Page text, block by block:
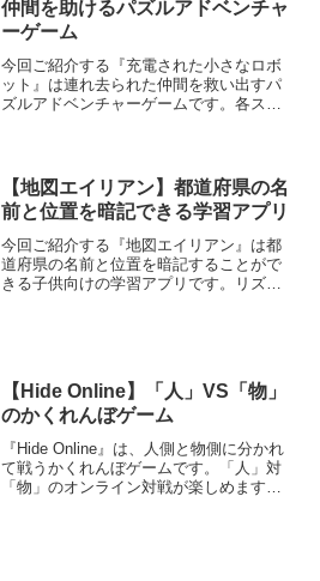
仲間を助けるパズルアドベンチャ
ーゲーム
今回ご紹介する『充電された小さなロボ
ット』は連れ去られた仲間を救い出すパ
ズルアドベンチャーゲームです。各ステ
【地図エイリアン】都道府県の名
前と位置を暗記できる学習アプリ
今回ご紹介する『地図エイリアン』は都
道府県の名前と位置を暗記することがで
きる子供向けの学習アプリです。リズム
【Hide Online】「人」VS「物」
のかくれんぼゲーム
『Hide Online』は、人側と物側に分かれ
て戦うかくれんぼゲームです。「人」対
「物」のオンライン対戦が楽しめます。